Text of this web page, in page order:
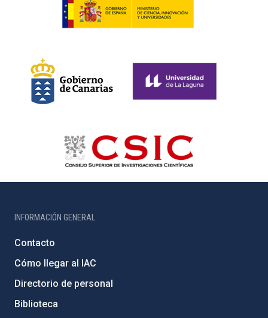
INFORMACIÓN GENERAL
Contacto
Cómo llegar al IAC
Directorio de personal
Biblioteca